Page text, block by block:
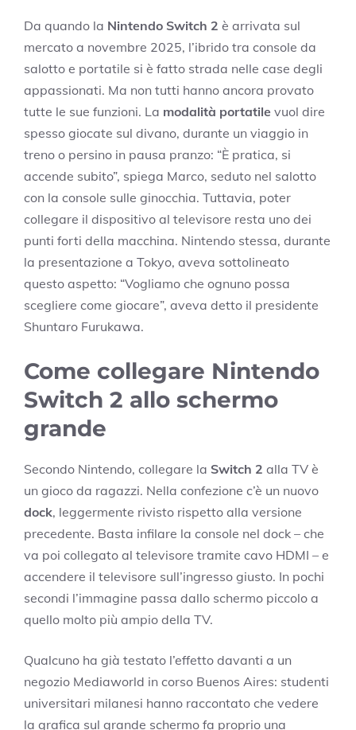
Da quando la Nintendo Switch 2 è arrivata sul
mercato a novembre 2025, l’ibrido tra console da
salotto e portatile si è fatto strada nelle case degli
appassionati. Ma non tutti hanno ancora provato
tutte le sue funzioni. La modalità portatile vuol dire
spesso giocate sul divano, durante un viaggio in
treno o persino in pausa pranzo: “È pratica, si
accende subito”, spiega Marco, seduto nel salotto
con la console sulle ginocchia. Tuttavia, poter
collegare il dispositivo al televisore resta uno dei
punti forti della macchina. Nintendo stessa, durante
la presentazione a Tokyo, aveva sottolineato
questo aspetto: “Vogliamo che ognuno possa
scegliere come giocare”, aveva detto il presidente
Shuntaro Furukawa.
Come collegare Nintendo
Switch 2 allo schermo
grande
Secondo Nintendo, collegare la Switch 2 alla TV è
un gioco da ragazzi. Nella confezione c’è un nuovo
dock, leggermente rivisto rispetto alla versione
precedente. Basta infilare la console nel dock – che
va poi collegato al televisore tramite cavo HDMI – e
accendere il televisore sull’ingresso giusto. In pochi
secondi l’immagine passa dallo schermo piccolo a
quello molto più ampio della TV.
Qualcuno ha già testato l’effetto davanti a un
negozio Mediaworld in corso Buenos Aires: studenti
universitari milanesi hanno raccontato che vedere
la grafica sul grande schermo fa proprio una